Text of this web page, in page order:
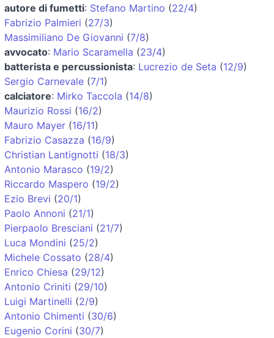
autore di fumetti: Stefano Martino (22/4)
Fabrizio Palmieri (27/3)
Massimiliano De Giovanni (7/8)
avvocato: Mario Scaramella (23/4)
batterista e percussionista: Lucrezio de Seta (12/9)
Sergio Carnevale (7/1)
calciatore: Mirko Taccola (14/8)
Maurizio Rossi (16/2)
Mauro Mayer (16/11)
Fabrizio Casazza (16/9)
Christian Lantignotti (18/3)
Antonio Marasco (19/2)
Riccardo Maspero (19/2)
Ezio Brevi (20/1)
Paolo Annoni (21/1)
Pierpaolo Bresciani (21/7)
Luca Mondini (25/2)
Michele Cossato (28/4)
Enrico Chiesa (29/12)
Antonio Criniti (29/10)
Luigi Martinelli (2/9)
Antonio Chimenti (30/6)
Eugenio Corini (30/7)